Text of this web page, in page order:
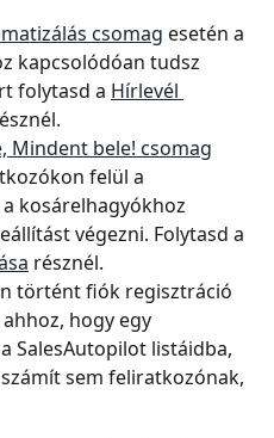
csomag esetén a
kapcsolódóan tudsz
folytasd a Hírlevél
Mindent bele! csomag
felül a
kosárelhagyókhoz
végezni. Folytasd a
résznél.
történt fiók regisztráció
hogy egy
SalesAutopilot listáidba,
sem feliratkozónak,